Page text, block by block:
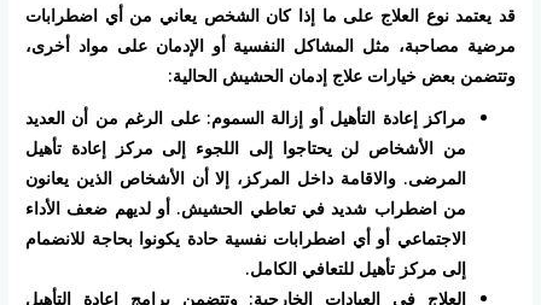
قد يعتمد نوع العلاج على ما إذا كان الشخص يعاني من أي اضطرابات
مرضية مصاحبة، مثل المشاكل النفسية أو الإدمان على مواد أخرى،
وتتضمن بعض خيارات علاج إدمان الحشيش الحالية:
مراكز إعادة التأهيل أو إزالة السموم: على الرغم من أن العديد
من الأشخاص لن يحتاجوا إلى اللجوء إلى مركز إعادة تأهيل
المرضى. والاقامة داخل المركز، إلا أن الأشخاص الذين يعانون
من اضطراب شديد في تعاطي الحشيش. أو لديهم ضعف الأداء
الاجتماعي أو أي اضطرابات نفسية حادة يكونوا بحاجة للانضمام
إلى مركز تأهيل للتعافي الكامل.
العلاج في العيادات الخارجية: وتتضمن برامج إعادة التأهيل